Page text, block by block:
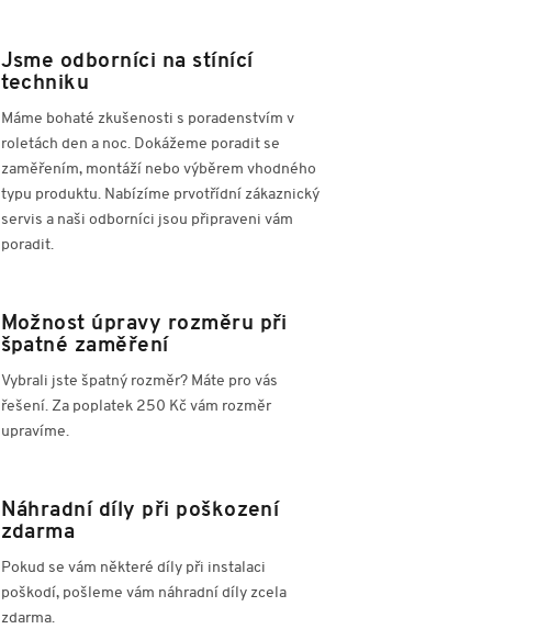
Jsme odborníci na stínící
techniku
Máme bohaté zkušenosti s poradenstvím v
roletách den a noc. Dokážeme poradit se
zaměřením, montáží nebo výběrem vhodného
typu produktu. Nabízíme prvotřídní zákaznický
servis a naši odborníci jsou připraveni vám
poradit.
Možnost úpravy rozměru při
špatné zaměření
Vybrali jste špatný rozměr? Máte pro vás
řešení. Za poplatek 250 Kč vám rozměr
upravíme.
Náhradní díly při poškození
zdarma
Pokud se vám některé díly při instalaci
poškodí, pošleme vám náhradní díly zcela
zdarma.